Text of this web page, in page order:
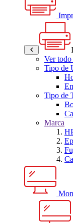
Ver
Tipo de
Tipo de
Marca